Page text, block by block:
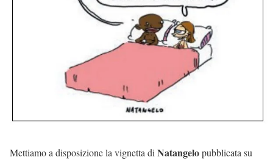
Mettiamo a disposizione la vignetta di Natangelopubblicata su